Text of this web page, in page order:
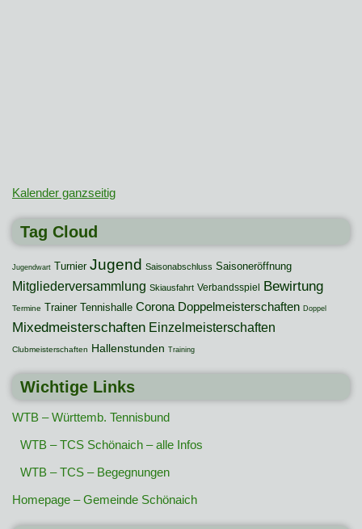
Kalender ganzseitig
Tag Cloud
Jugendwart Turnier Jugend Saisonabschluss Saisoneröffnung
Mitgliederversammlung Skiausfahrt Verbandsspiel Bewirtung
Termine Trainer Tennishalle Corona Doppelmeisterschaften Doppel
Mixedmeisterschaften Einzelmeisterschaften
Clubmeisterschaften Hallenstunden Training
Wichtige Links
WTB – Württemb. Tennisbund
WTB – TCS Schönaich – alle Infos
WTB – TCS – Begegnungen
Homepage – Gemeinde Schönaich